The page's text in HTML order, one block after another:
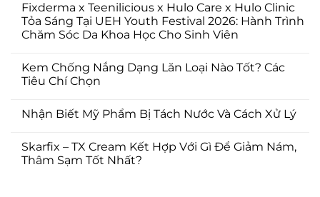
Fixderma x Teenilicious x Hulo Care x Hulo Clinic
Tỏa Sáng Tại UEH Youth Festival 2026: Hành Trình
Chăm Sóc Da Khoa Học Cho Sinh Viên
Kem Chống Nắng Dạng Lăn Loại Nào Tốt? Các
Tiêu Chí Chọn
Nhận Biết Mỹ Phẩm Bị Tách Nước Và Cách Xử Lý
Skarfix – TX Cream Kết Hợp Với Gì Để Giảm Nám,
Thâm Sạm Tốt Nhất?